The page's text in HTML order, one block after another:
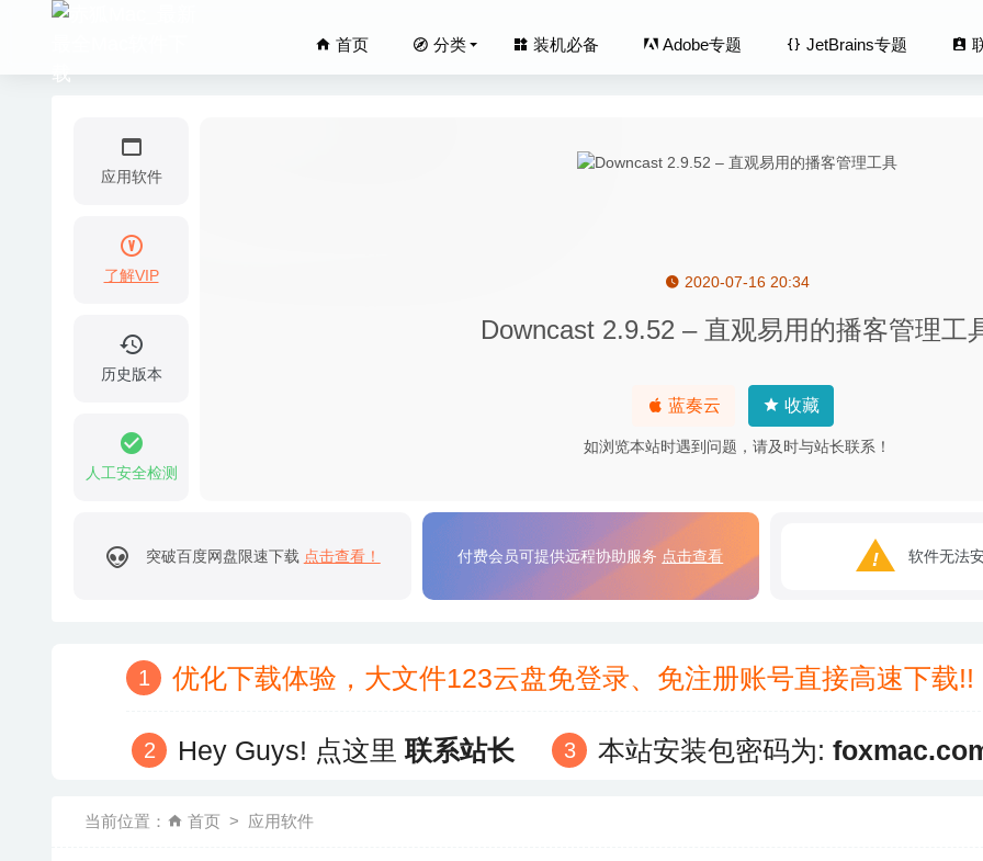
首页 分类 装机必备 Adobe专题 JetBrains专题
应用软件
了解VIP
历史版本
人工安全检测
2020-07-16 20:34
Downcast 2.9.52 – 直观易用的播客管理工
蓝奏云 收藏
如浏览本站时遇到问题，请及时与站长联系！
突破百度网盘限速下载 点击查看！ 付费会员可提供远程协助服务 点击查看 软件无法
优化下载体验，大文件123云盘免登录、免注册账号直接高速下
Hey Guys! 点这里联系站长 本站安装包密码为:
当前位置： 首页 应用软件
iZotope Neutron 5.2.0 – 专业的智能混音插件 2026-02-24
Audirvana 3.5.39 中文版-专业无损音乐播放器 2020-08-18
ApolloOne 3.1.4 中文版 – 功能强大的图片浏览和管理软件 2022-09-12